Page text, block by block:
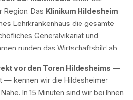
Das Klinikum Hildesheim
Lehrkrankenhaus die gesamte
Generalvikariat und
runden das Wirtschaftsbild ab.
vor den Toren Hildesheims —
— kennen wir die Hildesheimer
In 15 Minuten sind wir bei Ihnen